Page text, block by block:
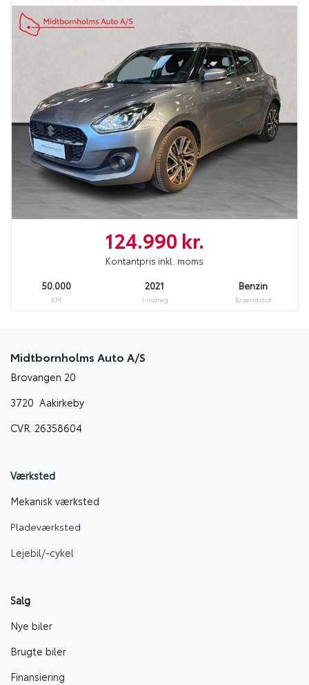
124.990 kr.
Kontantpris inkl. moms
50.000
KM
2021
1.indreg
Benzin
Brændstof
Midtbornholms Auto A/S
Brovangen 20
3720 Aakirkeby
CVR. 26358604
Værksted
Mekanisk værksted
Pladeværksted
Lejebil/-cykel
Salg
Nye biler
Brugte biler
Finansiering